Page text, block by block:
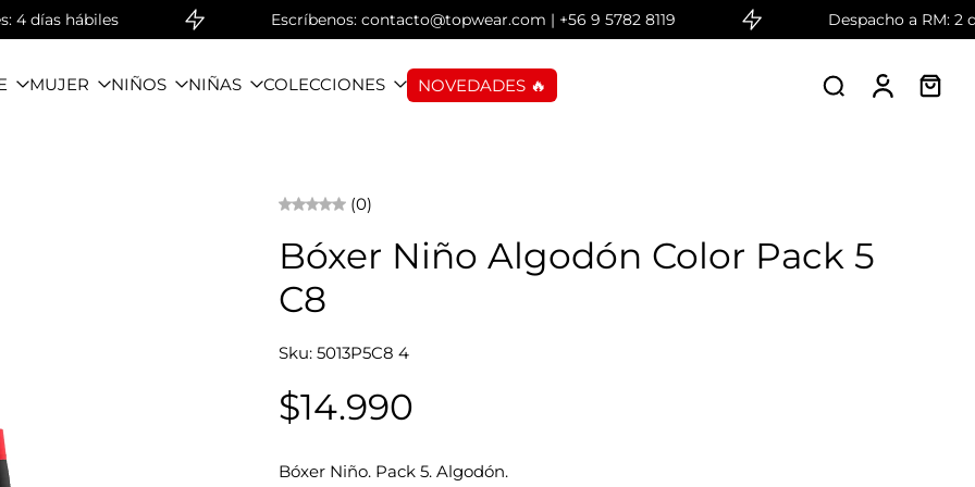
hábiles Escríbenos: contacto@topwear.com | +56 9 5782 8119 Despacho a RM: 2 días
MUJER NIÑOS NIÑAS COLECCIONES NOVEDADES 🔥
(0)
Bóxer Niño Algodón Color Pack 5
C8
Sku: 5013P5C8 4
$14.990
Bóxer Niño. Pack 5. Algodón.